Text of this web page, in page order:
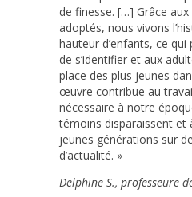
de finesse. […] Grâce
adoptés, nous vivons
hauteur d’enfants, ce
de s’identifier et aux
place des plus jeunes
œuvre contribue au
nécessaire à notre
témoins disparaissent et
jeunes générations sur
d’actualité. »
Delphine S., professeure